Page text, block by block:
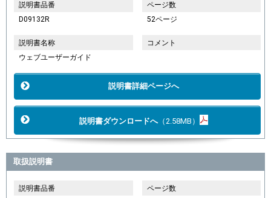
説明書品番
D09132R
ページ数
52ページ
説明書名称
ウェブユーザーガイド
コメント
説明書詳細ページへ
説明書ダウンロードへ（2.58MB）
取扱説明書
説明書品番
ページ数